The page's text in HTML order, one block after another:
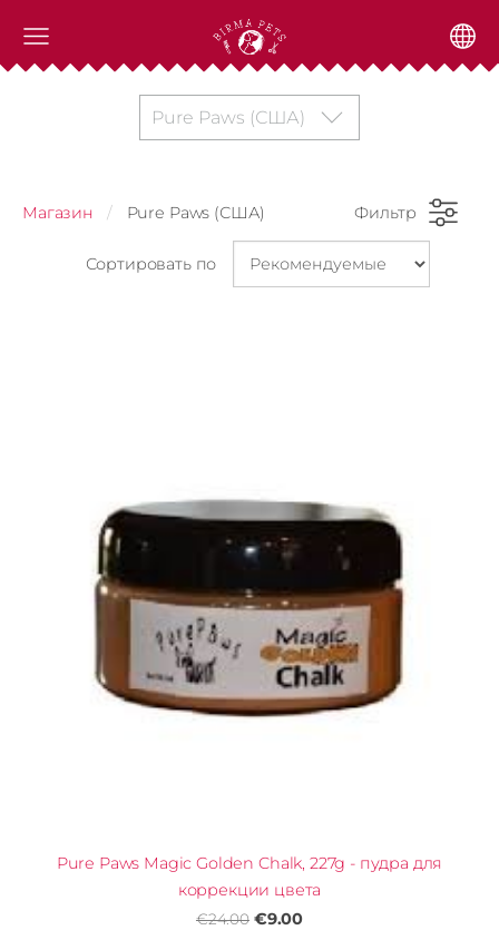
Pure Paws (США)
Магазин Pure Paws (США) Фильтр
Сортировать по
Pure Paws Magic Golden Chalk, 227g - пудра для
коррекции цвета
€24.00 €9.00